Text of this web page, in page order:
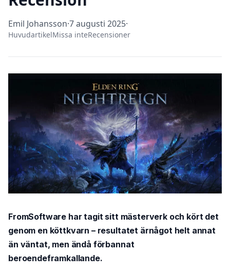
Emil Johansson·7 augusti 2025·
HuvudartikelMissa inteRecensioner
FromSoftware har tagit sitt mästerverk och kört det
genom en köttkvarn – resultatet ärnågot helt annat
än väntat, men ändå förbannat
beroendeframkallande.